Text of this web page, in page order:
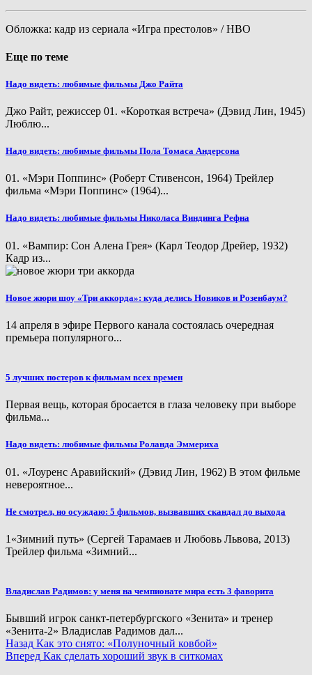
Обложка: кадр из сериала «Игра престолов» / HBO
Еще по теме
Надо видеть: любимые фильмы Джо Райта
Джо Райт, режиссер 01. «Короткая встреча» (Дэвид Лин, 1945)
Люблю...
Надо видеть: любимые фильмы Пола Томаса Андерсона
01. «Мэри Поппинс» (Роберт Стивенсон, 1964) Трейлер
фильма «Мэри Поппинс» (1964)...
Надо видеть: любимые фильмы Николаса Виндинга Рефна
01. «Вампир: Сон Алена Грея» (Карл Теодор Дрейер, 1932)
Кадр из...
Новое жюри шоу «Три аккорда»: куда делись Новиков и Розенбаум?
14 апреля в эфире Первого канала состоялась очередная
премьера популярного...
5 лучших постеров к фильмам всех времен
Первая вещь, которая бросается в глаза человеку при выборе
фильма...
Надо видеть: любимые фильмы Роланда Эммериха
01. «Лоуренс Аравийский» (Дэвид Лин, 1962) В этом фильме
невероятное...
Не смотрел, но осуждаю: 5 фильмов, вызвавших скандал до выхода
1«Зимний путь» (Сергей Тарамаев и Любовь Львова, 2013)
Трейлер фильма «Зимний...
Владислав Радимов: у меня на чемпионате мира есть 3 фаворита
Бывший игрок санкт-петербургского «Зенита» и тренер
«Зенита-2» Владислав Радимов дал...
Continue
Reading
Назад Как это снято: «Полуночный ковбой»
Вперед Как сделать хороший звук в ситкомах